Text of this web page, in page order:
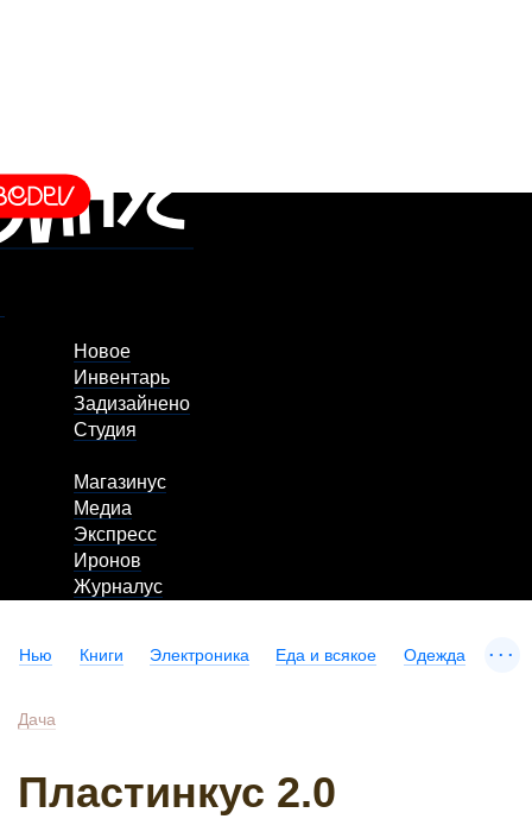
Новое
Инвентарь
Задизайнено
Студия
Магазинус
Медиа
Экспресс
Иронов
Журналус
Нью Книги Электроника Еда и всякое Одежда ...
Дача
Пластинкус 2.0